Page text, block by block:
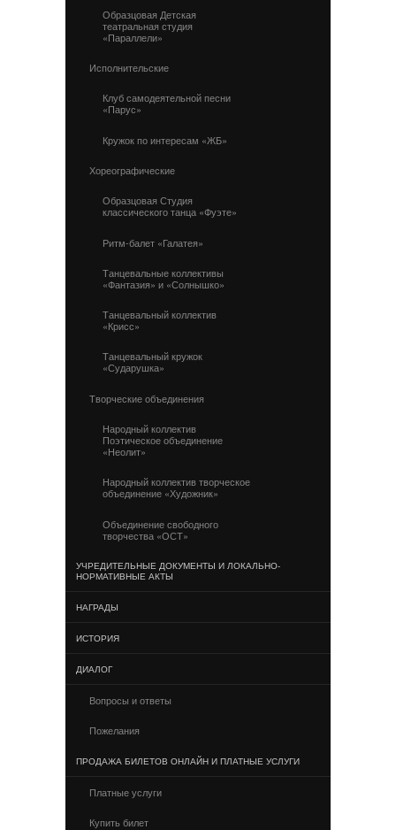
Образцовая Детская
театральная студия
«Параллели»
Исполнительские
Клуб самодеятельной песни
«Парус»
Кружок по интересам «ЖБ»
Хореографические
Образцовая Студия
классического танца «Фуэте»
Ритм-балет «Галатея»
Танцевальные коллективы
«Фантазия» и «Солнышко»
Танцевальный коллектив
«Крисс»
Танцевальный кружок
«Сударушка»
Творческие объединения
Народный коллектив
Поэтическое объединение
«Неолит»
Народный коллектив творческое
объединение «Художник»
Объединение свободного
творчества «ОСТ»
УЧРЕДИТЕЛЬНЫЕ ДОКУМЕНТЫ И ЛОКАЛЬНО-
НОРМАТИВНЫЕ АКТЫ
НАГРАДЫ
ИСТОРИЯ
ДИАЛОГ
Вопросы и ответы
Пожелания
ПРОДАЖА БИЛЕТОВ ОНЛАЙН И ПЛАТНЫЕ УСЛУГИ
Платные услуги
Купить билет